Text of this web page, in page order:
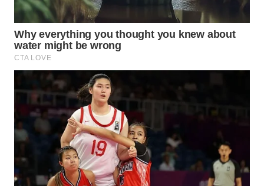
WN
LABUHANBATU
WN
TENGAH
WN DELI
SERDANG
TEBING
TINGGI